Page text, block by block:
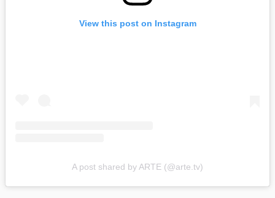
View this post on Instagram
A post shared by ARTE (@arte.tv)